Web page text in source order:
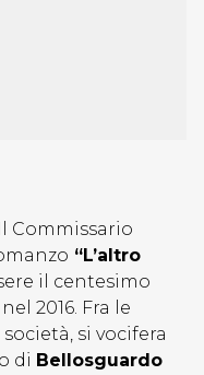
Commissario
“L’altro
il centesimo
2016. Fra le
si vocifera
di Bellosguardo